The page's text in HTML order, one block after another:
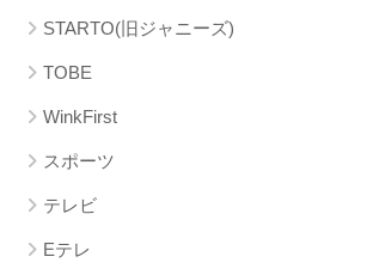
STARTO(旧ジャニーズ)
TOBE
WinkFirst
スポーツ
テレビ
Eテレ